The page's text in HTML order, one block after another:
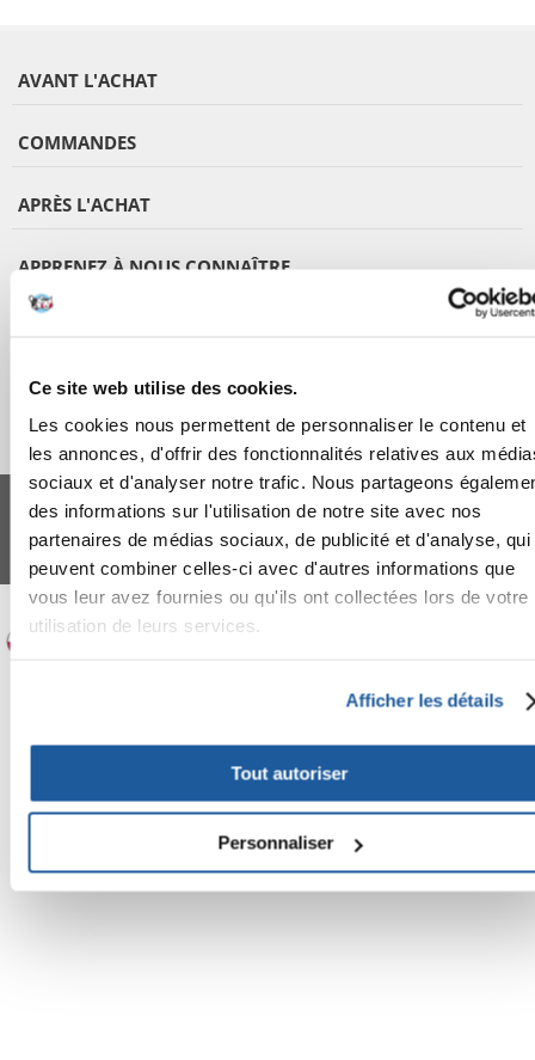
Ce site web utilise des cookies.
Les cookies nous permettent de personnaliser le contenu et
les annonces, d'offrir des fonctionnalités relatives aux
sociaux et d'analyser notre trafic. Nous partageons
des informations sur l'utilisation de notre site avec nos
partenaires de médias sociaux, de publicité et d'analyse, qui
peuvent combiner celles-ci avec d'autres informations que
vous leur avez fournies ou qu'ils ont collectées lors de votre
utilisation de leurs services.
Afficher les détails
Tout autoriser
Personnaliser
AVANT L'ACHAT
COMMANDES
APRÈS L'ACHAT
APPRENEZ À NOUS CONNAÎTRE
FERA 24 UG Sede legale: Blankenfelder Dorfstraße 94 15827 Blankenfelde-
Mahlow (Germania) - P.IVA DE317667035
Tous les prix incluent la TVA / plus l'expédition
© 2024-2026 FERA 24 UG.
FERA INTERNATIONAL: